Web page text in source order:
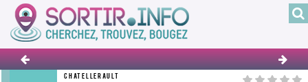
CHATELLERAULT